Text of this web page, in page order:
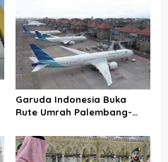
Garuda Indonesia Buka
Rute Umrah Palembang-